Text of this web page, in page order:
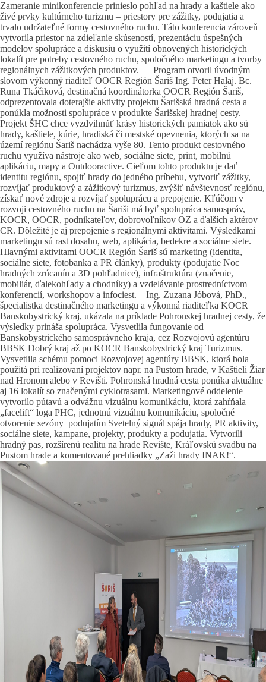
Zameranie minikonferencie prinieslo pohľad na hrady a kaštiele ako
živé prvky kultúrneho turizmu – priestory pre zážitky, podujatia a
trvalo udržateľné formy cestovného ruchu. Táto konferencia zároveň
vytvorila priestor na zdieľanie skúseností, prezentáciu úspešných
modelov spolupráce a diskusiu o využití obnovených historických
lokalít pre potreby cestovného ruchu, spoločného marketingu a tvorby
regionálnych zážitkových produktov.
Program otvoril úvodným
slovom výkonný riaditeľ OOCR Región Šariš Ing. Peter Halaj. Bc.
Runa Tkáčiková, destinačná koordinátorka OOCR Región Šariš,
odprezentovala doterajšie aktivity projektu Šarišská hradná cesta a
ponúkla možnosti spolupráce v produkte Šarišskej hradnej cesty.
Projekt ŠHC chce vyzdvihnúť krásy historických pamiatok ako sú
hrady, kaštiele, kúrie, hradiská či mestské opevnenia, ktorých sa na
území regiónu Šariš nachádza vyše 80. Tento produkt cestovného
ruchu využíva nástroje ako web, sociálne siete, print, mobilnú
aplikáciu, mapy a Outdooractive. Cieľom tohto produktu je dať
identitu regiónu, spojiť hrady do jedného príbehu, vytvoriť zážitky,
rozvíjať produktový a zážitkový turizmus, zvýšiť návštevnosť regiónu,
získať nové zdroje a rozvíjať spoluprácu a prepojenie. Kľúčom v
rozvoji cestovného ruchu na Šariši má byť spolupráca samospráv,
KOCR, OOCR, podnikateľov, dobrovoľníkov OZ a ďalších aktérov
CR. Dôležité je aj prepojenie s regionálnymi aktivitami. Výsledkami
marketingu sú rast dosahu, web, aplikácia, bedekre a sociálne siete.
Hlavnými aktivitami OOCR Región Šariš sú marketing (identita,
sociálne siete, fotobanka a PR články), produkty (podujatie Noc
hradných zrúcanín a 3D pohľadnice), infraštruktúra (značenie,
mobiliár, ďalekohľady a chodníky) a vzdelávanie prostredníctvom
konferencií, workshopov a infociest.
Ing. Zuzana Jóbová, PhD.,
špecialistka destinačného marketingu a výkonná riaditeľka KOCR
Banskobystrický kraj, ukázala na príklade Pohronskej hradnej cesty, že
výsledky prináša spolupráca. Vysvetlila fungovanie od
Banskobystrického samosprávneho kraja, cez Rozvojovú agentúru
BBSK Dobrý kraj až po KOCR Banskobystrický kraj Turizmus.
Vysvetlila schému pomoci Rozvojovej agentúry BBSK, ktorá bola
použitá pri realizovaní projektov napr. na Pustom hrade, v Kaštieli Žiar
nad Hronom alebo v Revišti. Pohronská hradná cesta ponúka aktuálne
aj 16 lokalít so značenými cyklotrasami. Marketingové oddelenie
vytvorilo pútavú a odvážnu vizuálnu komunikáciu, ktorá zahŕňala
„facelift“ loga PHC, jednotnú vizuálnu komunikáciu, spoločné
otvorenie sezóny podujatím Svetelný signál spája hrady, PR aktivity,
sociálne siete, kampane, projekty, produkty a podujatia. Vytvorili
hradný pas, rozšírenú realitu na hrade Revište, Kráľovskú svadbu na
Pustom hrade a komentované prehliadky „Zaži hrady INAK!“.